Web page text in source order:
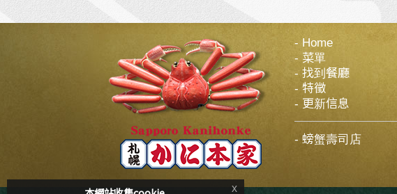
Home
菜單
找到餐廳
特徵
更新信息
螃蟹壽司店
x